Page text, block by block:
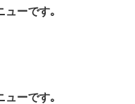
ューです｡
ューです｡